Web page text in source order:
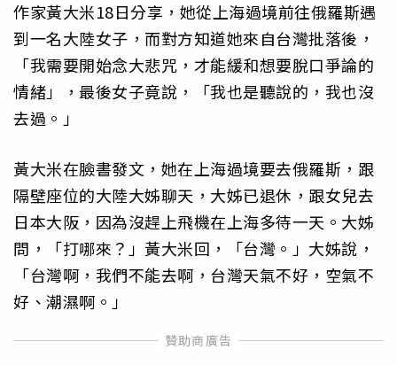
作家黃大米18日分享，她從上海過境前往俄羅斯遇
到一名大陸女子，而對方知道她來自台灣批落後，
「我需要開始念大悲咒，才能緩和想要脫口爭論的
情緒」，最後女子竟說，「我也是聽說的，我也沒
去過。」
黃大米在臉書發文，她在上海過境要去俄羅斯，跟
隔壁座位的大陸大姊聊天，大姊已退休，跟女兒去
日本大阪，因為沒趕上飛機在上海多待一天。大姊
問，「打哪來？」黃大米回，「台灣。」大姊說，
「台灣啊，我們不能去啊，台灣天氣不好，空氣不
好、潮濕啊。」